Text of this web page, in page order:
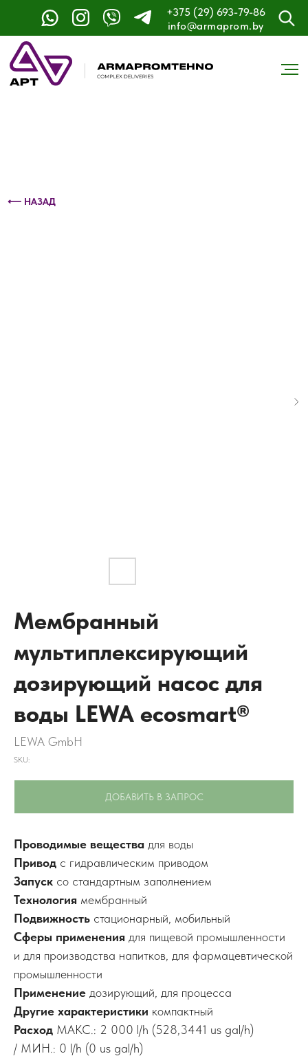
+375 (29) 693-79-86
info@armaprom.by
Контактный телефон: +375 (29) 693-79-86
⟵ НАЗАД
Мембранный
мультиплексирующий
дозирующий насос для
воды LEWA ecosmart®
LEWA GmbH
SKU:
ДОБАВИТЬ В ЗАПРОС
Проводимые вещества для воды
Привод с гидравлическим приводом
Запуск со стандартным заполнением
Технология мембранный
Подвижность стационарный, мобильный
Сферы применения для пищевой промышленности
и для производства напитков, для фармацевтической
промышленности
Применение дозирующий, для процесса
Другие характеристики компактный
Расход МАКС.: 2 000 l/h (528,3441 us gal/h)
/ МИН.: 0 l/h (0 us gal/h)